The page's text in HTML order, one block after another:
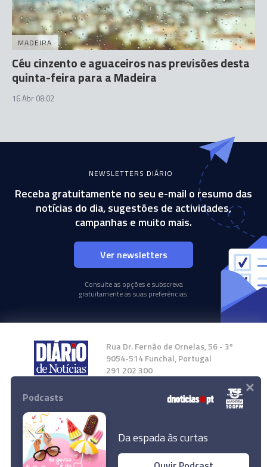
MADEIRA
Céu cinzento e aguaceiros nas previsões desta
quinta-feira para a Madeira
16 Abr 08:02
NEWSLETTERS DIÁRIO
Receba gratuitamente no seu e-mail o resumo das
notícias do dia, sugestões de actividades,
campanhas e muito mais.
Ver newsletters
Consulte as opções e subscreva
gratuitamente as suas preferências.
Rua Dr. Fernão de Ornelas, 56 - 3º
9054-514 Funchal, Portugal
291 202 300
Instale a nossa App
Podcasts
Da espada às curtas
×